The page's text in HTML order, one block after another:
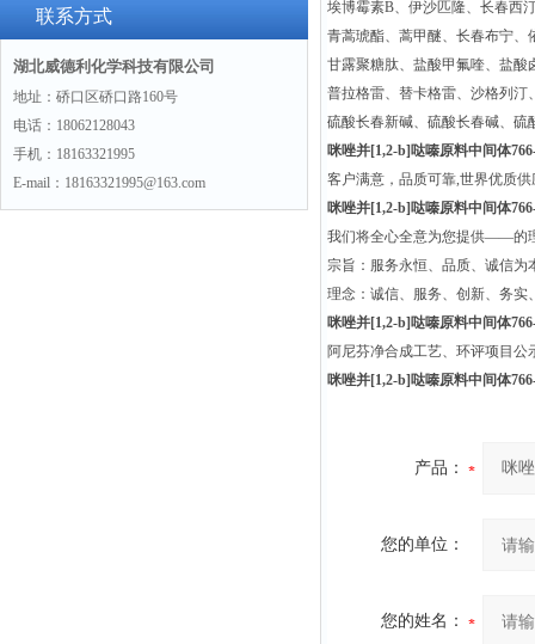
联系方式
湖北威德利化学科技有限公司
地址：硚口区硚口路160号
电话：18062128043
手机：18163321995
E-mail：18163321995@163.com
埃博霉素B、伊沙匹隆、长春西
青蒿琥酯、蒿甲醚、长春布宁
甘露聚糖肽、盐酸甲氟喹、盐酸
普拉格雷、替卡格雷、沙格列汀
硫酸长春新碱、硫酸长春碱、硫
咪唑并[1,2-b]哒嗪原料中间体
客户满意，品质可靠,世界优质
咪唑并[1,2-b]哒嗪原料中间体
我们将全心全意为您提供——的
宗旨：服务永恒、品质、诚信
理念：诚信、服务、创新、务实
咪唑并[1,2-b]哒嗪原料中间体
阿尼芬净合成工艺、环评项目
咪唑并[1,2-b]哒嗪原料中间体
产品：
您的单位：
您的姓名：